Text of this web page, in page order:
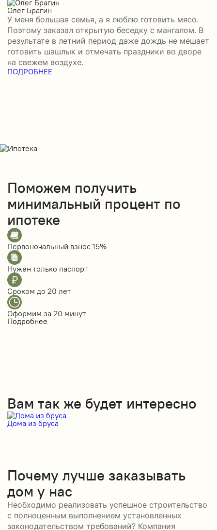
Олег Брагин
У меня большая семья, а я люблю готовить мясо.
Поэтому заказал открытую беседку с мангалом. В
результате в летний период даже дождь не мешает
готовить шашлык и отмечать праздники во дворе
на свежем воздухе.
ПОДРОБНЕЕ
Поможем получить
минимальный процент по
ипотеке
Первоночальный взнос 15%
Нужен только паспорт
Сроком до 20 лет
Оформим за 20 минут
Подробнее
Вам так же будет интересно
Дома из бруса
Почему лучше заказывать
дом у нас
Необходимо реализовать успешное строительство
с полноценным выполнением установленных
законодательством требований? Компания